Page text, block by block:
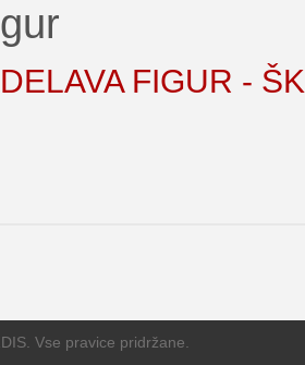
FIGUR -
Vse pravice pridržane.